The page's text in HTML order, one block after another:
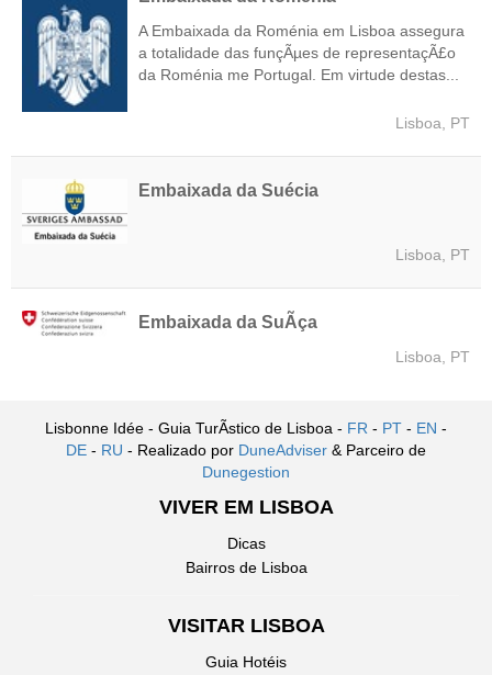
A Embaixada da Roménia em Lisboa assegura
a totalidade das funçÃµes de representaçÃ£o
da Roménia me Portugal. Em virtude destas...
Lisboa, PT
Embaixada da Suécia
Lisboa, PT
Embaixada da SuÃ­ça
Lisboa, PT
Lisbonne Idée - Guia TurÃ­stico de Lisboa - FR - PT - EN -
DE - RU - Realizado por DuneAdviser & Parceiro de
Dunegestion
VIVER EM LISBOA
Dicas
Bairros de Lisboa
VISITAR LISBOA
Guia Hotéis